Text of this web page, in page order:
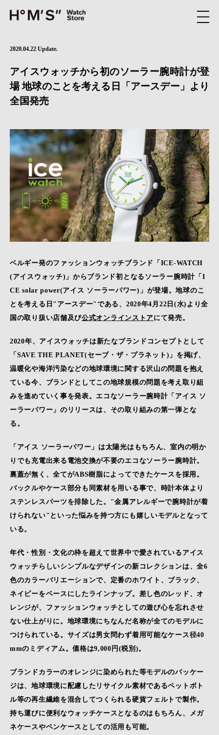
2020.04.22 Update.
アイスウォッチから初のソーラー腕時計が登
場 地球のことを考える日「アースデー」より
全国発売
ベルギー発のファッションウォッチブランド「ICE-WATCH
(アイスウォッチ)」からブランド初となるソーラー腕時計「I
CE solar power(アイス ソーラーパワー)」が登場。地球のこ
とを考える日"アースデー"である、2020年4月22日(水)より全
国の取り扱い店舗及び公式オンラインストアにて発売。
2020年、アイスウォッチは新たなブランドコンセプトとして
「SAVE THE PLANET(セーブ・ザ・プラネット)」を掲げ、
温暖化や海洋汚染などの地球環境に関する沢山の問題を抱え
ている今、ブランドとしてこの地球規模の問題を考え取り組
みを進めていく事を発表。エコなソーラー腕時計「アイス ソ
ーラーパワー」のリリースは、その取り組みの第一弾とな
る。
「アイス ソーラーパワー」は太陽光はもちろん、室内の明か
りでも充電出来る電池交換が不要のエコなソーラー腕時計。
裏蓋が無く、全てがABS樹脂によってできたケースを採用。
バックルやケース部分も同素材を用いる事で、時計本体より
ステンレスパーツを排除した。"金属アレルギーで腕時計が着
けられない"といった悩みを持つ方にも嬉しいモデルとなって
いる。
年代・性別・文化の枠を超えて世界中で愛されているアイス
ウォッチらしいシンプルなデザインの新コレクションは、全6
色のカラーバリエーションで、定番のホワイト、ブラック、
ネイビーをベースにしたラインナップ。差し色のレッド、オ
レンジが、ファッションウォッチとしての遊び心を忘れさせ
ない仕上がりに。地球環境にちなんだ名称が全てのモデルに
つけられている。サイズは男女問わず着用可能なケース径40
mmのミディアム。価格は9,000円(税別)。
ブランドカラーのオレンジに染められた等モデルのパッケー
ジは、地球環境に配慮したリサイクル素材であるペットボト
ル等の再生繊維を混合してつくられる硬貨フェルトで製作。
持ち運びに便利なウォッチケースとなるのはもちろん、メガ
ネケースやペンケースとしての活用も可能。